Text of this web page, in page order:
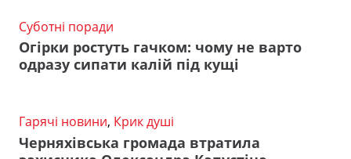
Суботні поради
Огірки ростуть гачком: чому не варто
одразу сипати калій під кущі
Гарячі новини, Крик душі
Черняхівська громада втратила